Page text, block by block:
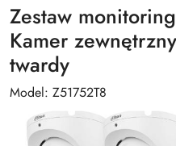
Zestaw
Kamer
twardy
Model: Z51752T8